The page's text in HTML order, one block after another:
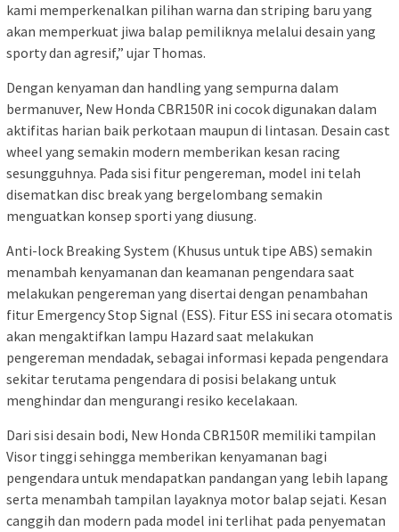
kami memperkenalkan pilihan warna dan striping baru yang
akan memperkuat jiwa balap pemiliknya melalui desain yang
sporty dan agresif,” ujar Thomas.
Dengan kenyaman dan handling yang sempurna dalam
bermanuver, New Honda CBR150R ini cocok digunakan dalam
aktifitas harian baik perkotaan maupun di lintasan. Desain cast
wheel yang semakin modern memberikan kesan racing
sesungguhnya. Pada sisi fitur pengereman, model ini telah
disematkan disc break yang bergelombang semakin
menguatkan konsep sporti yang diusung.
Anti-lock Breaking System (Khusus untuk tipe ABS) semakin
menambah kenyamanan dan keamanan pengendara saat
melakukan pengereman yang disertai dengan penambahan
fitur Emergency Stop Signal (ESS). Fitur ESS ini secara otomatis
akan mengaktifkan lampu Hazard saat melakukan
pengereman mendadak, sebagai informasi kepada pengendara
sekitar terutama pengendara di posisi belakang untuk
menghindar dan mengurangi resiko kecelakaan.
Dari sisi desain bodi, New Honda CBR150R memiliki tampilan
Visor tinggi sehingga memberikan kenyamanan bagi
pengendara untuk mendapatkan pandangan yang lebih lapang
serta menambah tampilan layaknya motor balap sejati. Kesan
canggih dan modern pada model ini terlihat pada penyematan